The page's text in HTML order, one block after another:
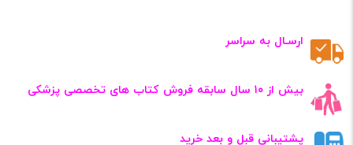
ارسـال به سراسر
بیش از ۱۰ سال سابقه فروش کتاب‌ های تخصصی پزشکی
پشتیبانی قبل و بعد خرید